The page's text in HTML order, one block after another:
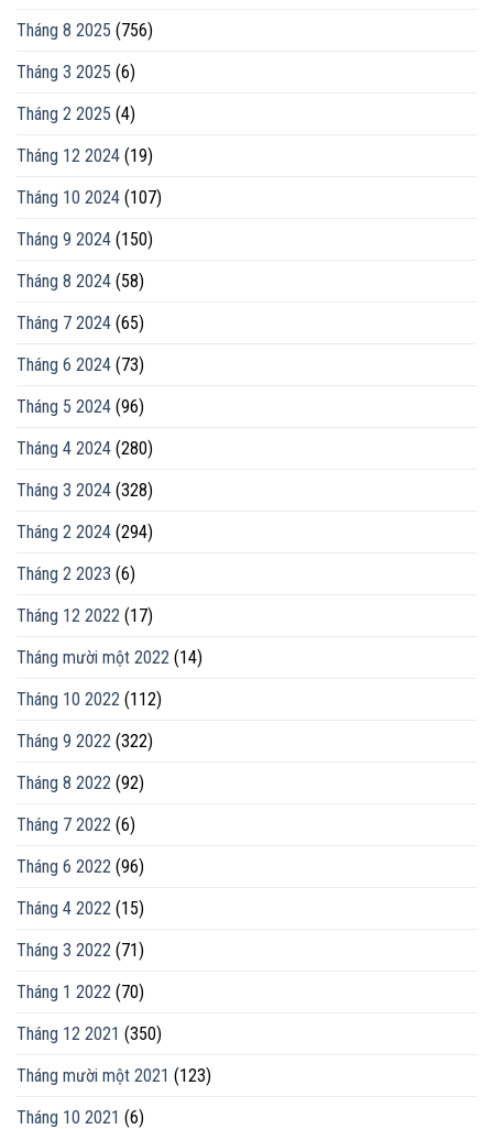
Tháng 8 2025 (756)
Tháng 3 2025 (6)
Tháng 2 2025 (4)
Tháng 12 2024 (19)
Tháng 10 2024 (107)
Tháng 9 2024 (150)
Tháng 8 2024 (58)
Tháng 7 2024 (65)
Tháng 6 2024 (73)
Tháng 5 2024 (96)
Tháng 4 2024 (280)
Tháng 3 2024 (328)
Tháng 2 2024 (294)
Tháng 2 2023 (6)
Tháng 12 2022 (17)
Tháng mười một 2022 (14)
Tháng 10 2022 (112)
Tháng 9 2022 (322)
Tháng 8 2022 (92)
Tháng 7 2022 (6)
Tháng 6 2022 (96)
Tháng 4 2022 (15)
Tháng 3 2022 (71)
Tháng 1 2022 (70)
Tháng 12 2021 (350)
Tháng mười một 2021 (123)
Tháng 10 2021 (6)